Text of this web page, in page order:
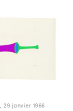
, 29 janvier 1966